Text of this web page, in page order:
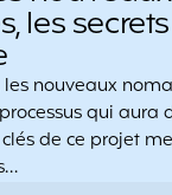
les
nouveaux
qui aura
de ce projet